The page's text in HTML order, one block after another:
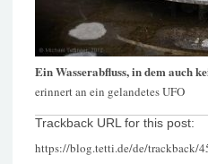
Ein Wasserabfluss, in dem auch
erinnert an ein gelandetes UFO
Trackback URL for this post:
https://blog.tetti.de/de/trackback/